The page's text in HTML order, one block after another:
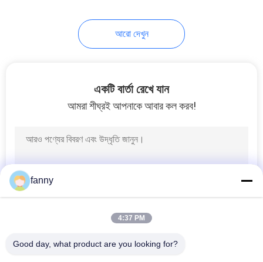
অলস চেয়ার সোফা
আধুনিক কুইন সাইজ বেড
আরো দেখুন
একটি বার্তা রেখে যান
আমরা শীঘ্রই আপনাকে আবার কল করব!
fanny
4:37 PM
Good day, what product are you looking for?